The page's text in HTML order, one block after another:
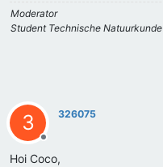
Moderator
Student Technische Natuurkunde
3
Offline
326075
Hoi Coco,